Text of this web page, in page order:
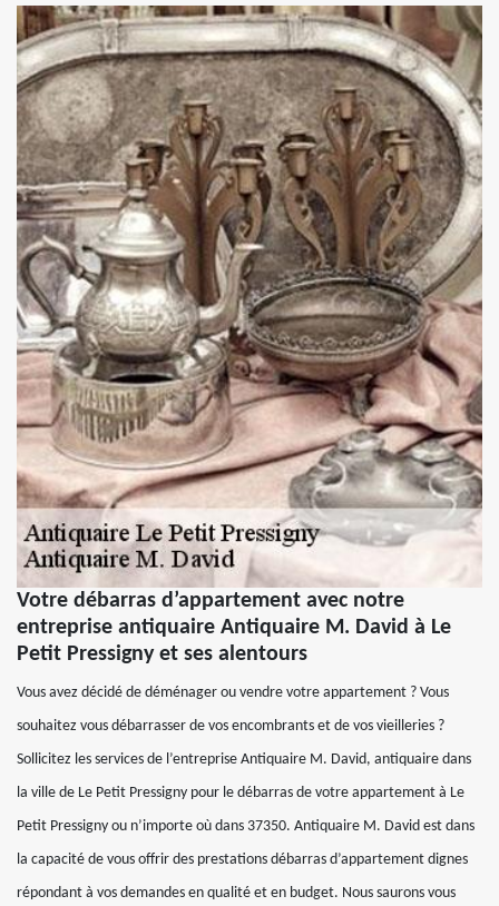
Votre débarras d’appartement avec notre
entreprise antiquaire Antiquaire M. David à Le
Petit Pressigny et ses alentours
Vous avez décidé de déménager ou vendre votre appartement ? Vous
souhaitez vous débarrasser de vos encombrants et de vos vieilleries ?
Sollicitez les services de l’entreprise Antiquaire M. David, antiquaire dans
la ville de Le Petit Pressigny pour le débarras de votre appartement à Le
Petit Pressigny ou n’importe où dans 37350. Antiquaire M. David est dans
la capacité de vous offrir des prestations débarras d’appartement dignes
répondant à vos demandes en qualité et en budget. Nous saurons vous